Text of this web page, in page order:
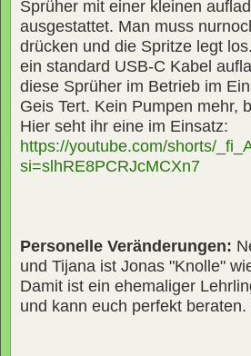
Sprüher mit einer kleinen
ausgestattet. Man muss
drücken und die Spritze legt
ein standard USB-C Kabel
diese Sprüher im Betrieb im
Geis Tert. Kein Pumpen mehr,
Hier seht ihr eine im Einsatz:
https://youtube.com/shorts/
si=slhRE8PCRJcMCXn7
Personelle Veränderungen:
und Tijana ist Jonas "Knolle"
Damit ist ein ehemaliger
und kann euch perfekt